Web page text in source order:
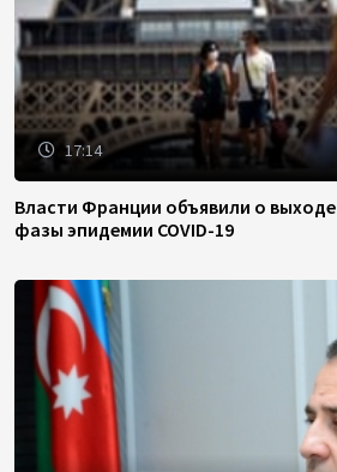
17:14
Власти Франции объявили о
фазы эпидемии COVID-19